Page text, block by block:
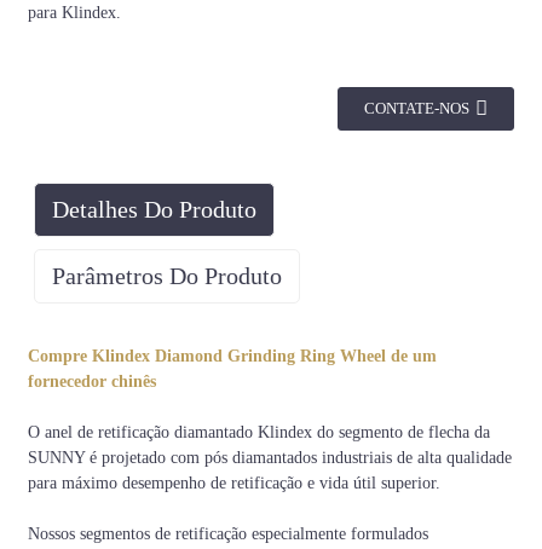
para Klindex.
CONTATE-NOS
Detalhes Do Produto
Parâmetros Do Produto
Compre Klindex Diamond Grinding Ring Wheel de um
fornecedor chinês
O anel de retificação diamantado Klindex do segmento de flecha da
SUNNY é projetado com pós diamantados industriais de alta qualidade
para máximo desempenho de retificação e vida útil superior.
Nossos segmentos de retificação especialmente formulados
30/40#, 36#, 50/60#, etc.
Barra, Redondo, Flecha, PCD,
Dureza
concreto
Extremo